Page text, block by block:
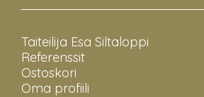
Taiteilija Esa Siltaloppi
Referenssit
Ostoskori
Oma profiili